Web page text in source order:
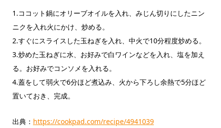
1.ココット鍋にオリーブオイルを入れ、みじん切りにしたニン
ニクを入れ火にかけ、炒める。
2.すぐにスライスした玉ねぎを入れ、中火で10分程度炒める。
3.炒めた玉ねぎに水、お好みで白ワインなどを入れ、塩を加え
る。お好みでコンソメを入れる。
4.蓋をして弱火で6分ほど煮込み、火から下ろし余熱で5分ほど
置いておき、完成。
出典： https://cookpad.com/recipe/4941039